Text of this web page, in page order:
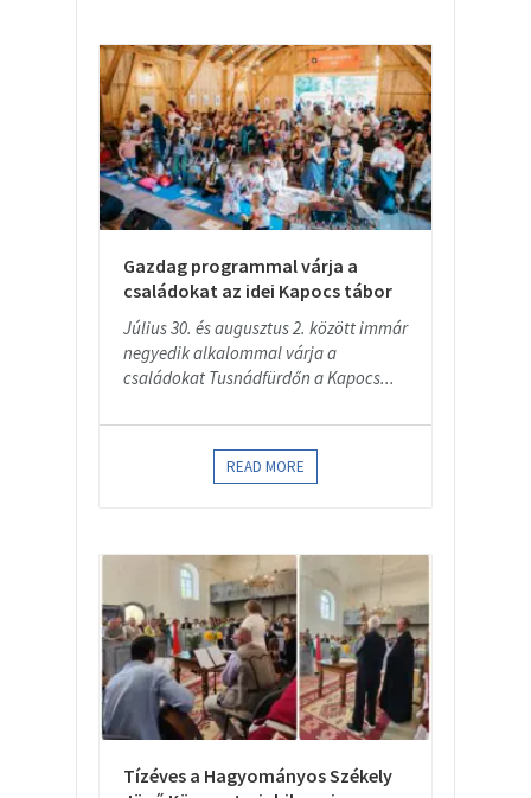
Gazdag programmal várja a
családokat az idei Kapocs tábor
Július 30. és augusztus 2. között immár
negyedik alkalommal várja a
családokat Tusnádfürdőn a Kapocs...
READ MORE
Tízéves a Hagyományos Székely